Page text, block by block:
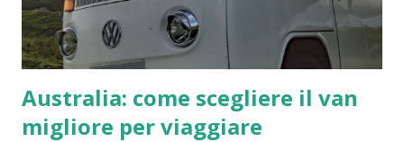
Australia: come scegliere il van
migliore per viaggiare